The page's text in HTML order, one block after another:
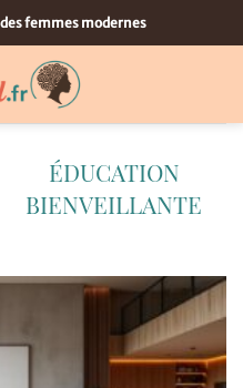
femmes modernes
ÉDUCATION
BIENVEILLANTE